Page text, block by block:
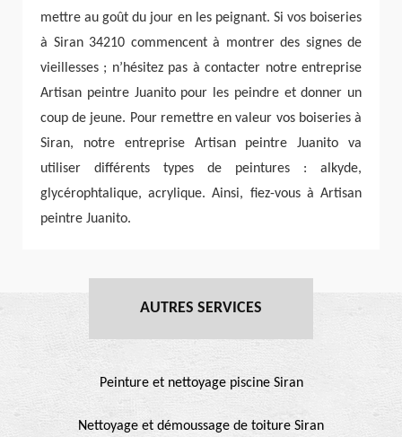
mettre au goût du jour en les peignant. Si vos boiseries
à Siran 34210 commencent à montrer des signes de
vieillesses ; n’hésitez pas à contacter notre entreprise
Artisan peintre Juanito pour les peindre et donner un
coup de jeune. Pour remettre en valeur vos boiseries à
Siran, notre entreprise Artisan peintre Juanito va
utiliser différents types de peintures : alkyde,
glycérophtalique, acrylique. Ainsi, fiez-vous à Artisan
peintre Juanito.
AUTRES SERVICES
Peinture et nettoyage piscine Siran
Nettoyage et démoussage de toiture Siran